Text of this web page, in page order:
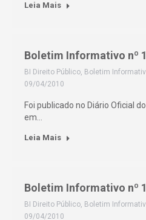
Leia Mais
Boletim Informativo nº
BI Direito Público, Boletim
09/04/2010
Foi publicado no Diário Oficial
em…
Leia Mais
Boletim Informativo nº
BI Direito Público, Boletim
09/04/2010